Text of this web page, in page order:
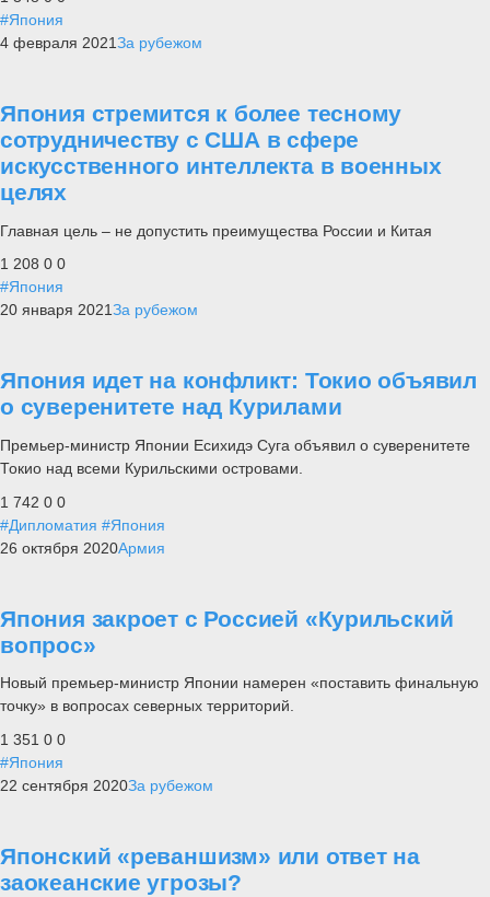
#Япония
4 февраля 2021За рубежом
Япония стремится к более тесному
сотрудничеству с США в сфере
искусственного интеллекта в военных
целях
Главная цель – не допустить преимущества России и Китая
1 208 0 0
#Япония
20 января 2021За рубежом
Япония идет на конфликт: Токио объявил
о суверенитете над Курилами
Премьер-министр Японии Есихидэ Суга объявил о суверенитете
Токио над всеми Курильскими островами.
1 742 0 0
#Дипломатия #Япония
26 октября 2020Армия
Япония закроет с Россией «Курильский
вопрос»
Новый премьер-министр Японии намерен «поставить финальную
точку» в вопросах северных территорий.
1 351 0 0
#Япония
22 сентября 2020За рубежом
Японский «реваншизм» или ответ на
заокеанские угрозы?